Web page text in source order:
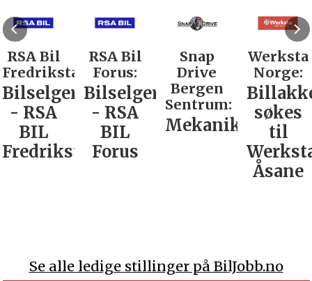
RSA Bil
Fredrikstad:
Bilselger
- RSA
BIL
Fredrikstad
RSA Bil
Forus:
Bilselger
- RSA
BIL
Forus
Snap
Drive
Bergen
Sentrum:
Mekaniker
Werksta
Norge:
søkes
til
Åsane
Se alle ledige stillinger på BilJobb.no